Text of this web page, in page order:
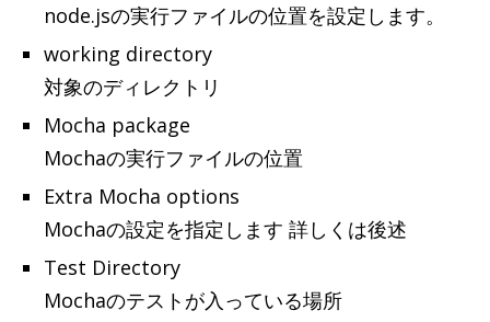
node.jsの実行ファイルの位置を設定します。
working directory
対象のディレクトリ
Mocha package
Mochaの実行ファイルの位置
Extra Mocha options
Mochaの設定を指定します 詳しくは後述
Test Directory
Mochaのテストが入っている場所